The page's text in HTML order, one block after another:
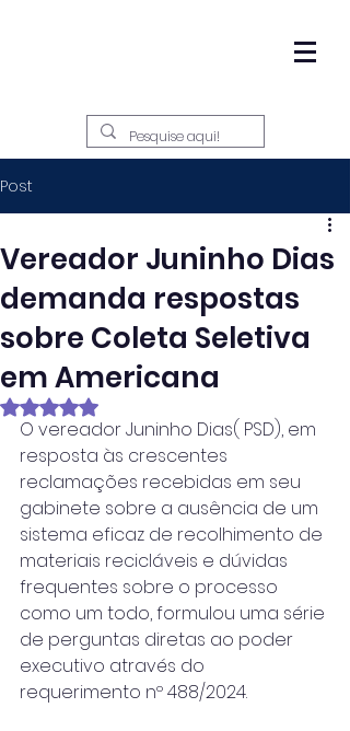
Post
Vereador Juninho Dias
demanda respostas
sobre Coleta Seletiva
em Americana
Avaliado com NaN de 5 estrelas.
O vereador Juninho Dias( PSD), em
resposta às crescentes
reclamações recebidas em seu
gabinete sobre a ausência de um
sistema eficaz de recolhimento de
materiais recicláveis e dúvidas
frequentes sobre o processo
como um todo, formulou uma série
de perguntas diretas ao poder
executivo através do
requerimento nº 488/2024.